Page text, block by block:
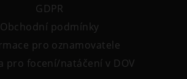
GDPR
Obchodní podmínky
pro oznamovatele
pro focení/natáčení v DOV